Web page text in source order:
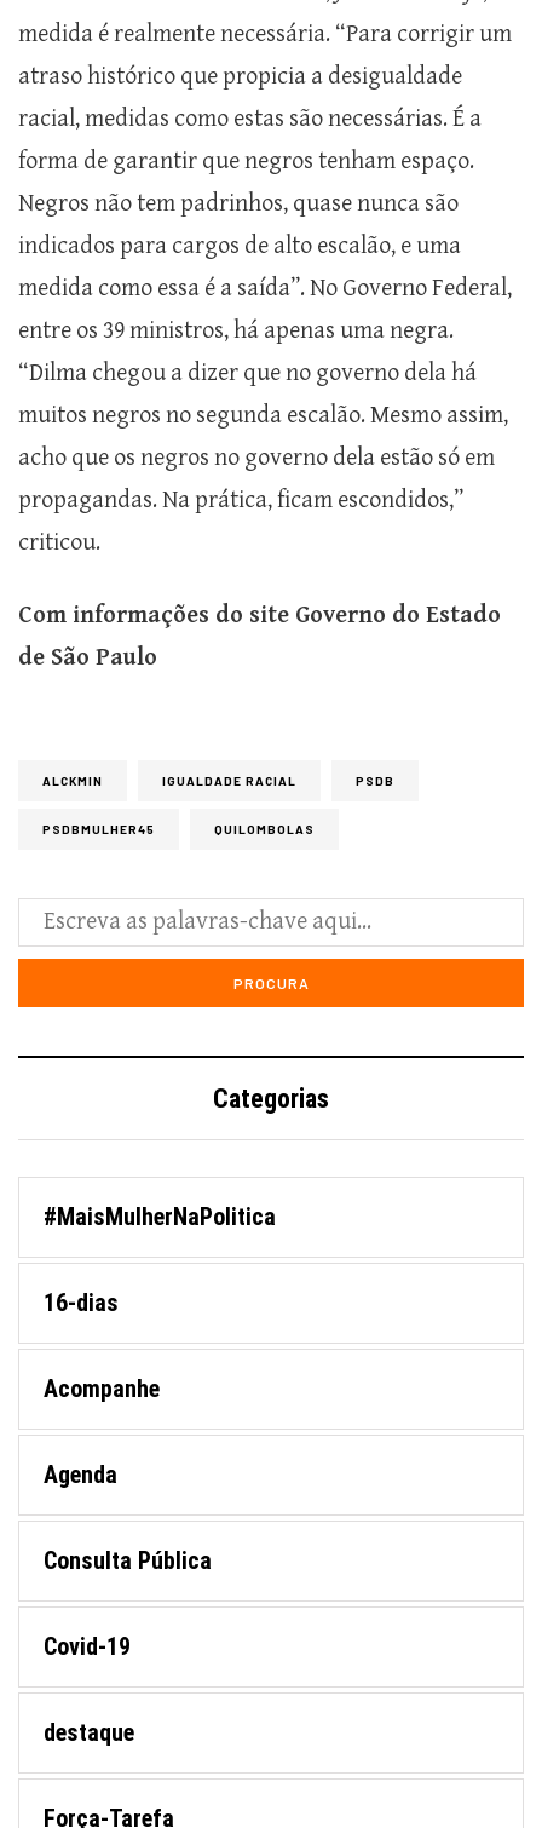
medida é realmente necessária. “Para corrigir um
atraso histórico que propicia a desigualdade
racial, medidas como estas são necessárias. É a
forma de garantir que negros tenham espaço.
Negros não tem padrinhos, quase nunca são
indicados para cargos de alto escalão, e uma
medida como essa é a saída”. No Governo Federal,
entre os 39 ministros, há apenas uma negra.
“Dilma chegou a dizer que no governo dela há
muitos negros no segunda escalão. Mesmo assim,
acho que os negros no governo dela estão só em
propagandas. Na prática, ficam escondidos,”
criticou.
Com informações do site Governo do Estado
de São Paulo
ALCKMIN IGUALDADE RACIAL PSDB
PSDBMULHER45 QUILOMBOLAS
Categorias
#MaisMulherNaPolitica
16-dias
Acompanhe
Agenda
Consulta Pública
Covid-19
destaque
Força-Tarefa